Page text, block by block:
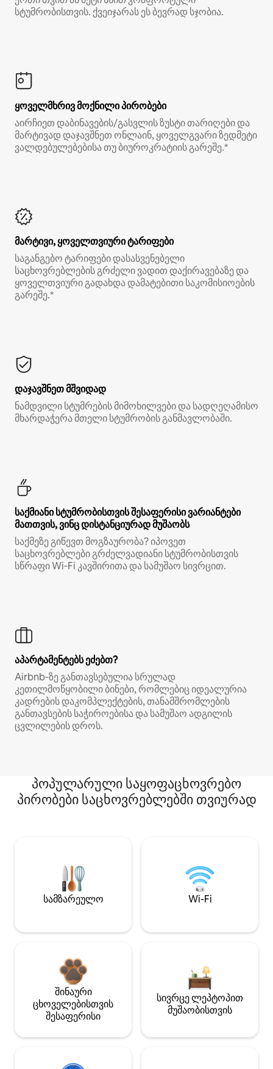
სტუმრობისთვის. ქვეიჯარას ეს ბევრად სჯობია.
ყოველმხრივ მოქნილი პირობები
აირჩიეთ დაბინავების/გასვლის ზუსტი თარიღები და
მარტივად დაჯავშნეთ ონლაინ, ყოველგვარი ზედმეტი
ვალდებულებებისა თუ ბიუროკრატიის გარეშე.*
მარტივი, ყოველთვიური ტარიფები
საგანგებო ტარიფები დასასვენებელი
საცხოვრებლების გრძელი ვადით დაქირავებაზე და
ყოველთვიური გადახდა დამატებითი საკომისიოების
გარეშე.*
დაჯავშნეთ მშვიდად
ნამდვილი სტუმრების მიმოხილვები და სადღეღამისო
მხარდაჭერა მთელი სტუმრობის განმავლობაში.
საქმიანი სტუმრობისთვის შესაფერისი ვარიანტები
მათთვის, ვინც დისტანციურად მუშაობს
საქმეზე გიწევთ მოგზაურობა? იპოვეთ
საცხოვრებლები გრძელვადიანი სტუმრობისთვის
სწრაფი Wi‑Fi კავშირითა და სამუშაო სივრცით.
აპარტამენტებს ეძებთ?
Airbnb‑ზე განთავსებულია სრულად
კეთილმოწყობილი ბინები, რომლებიც იდეალურია
კადრების დაკომპლექტების, თანამშრომლების
განთავსების საჭიროებისა და სამუშაო ადგილის
ცვლილების დროს.
პოპულარული საყოფაცხოვრებო
პირობები საცხოვრებლებში თვიურად
სამზარეულო Wi-Fi
შინაური
ცხოველებისთვის
შესაფერისი
სივრცე ლეპტოპით
მუშაობისთვის